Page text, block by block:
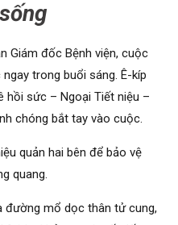
Giám đốc Bệnh viện, cuộc
trong buổi sáng. Ê-kíp
hồi sức – Ngoại Tiết niệu –
chóng bắt tay vào cuộc.
quản hai bên để bảo vệ
quang.
mổ dọc thân tử cung,